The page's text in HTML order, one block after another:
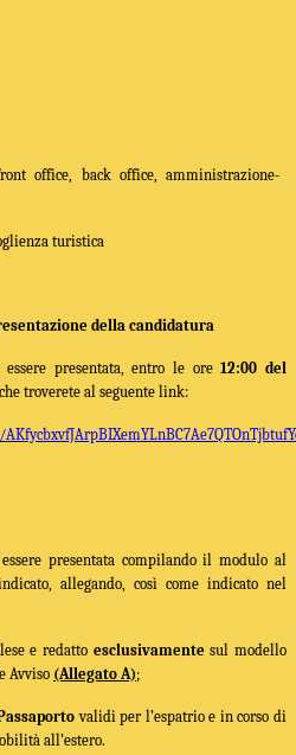
office, back office, amministrazione-
turistica
della candidatura
presentata, entrole ore12:00 del
troverete al seguente link:
presentata compilando il modulo al
allegando, così come indicato nel
e redatto esclusivamentesul modello
Avviso (Allegato A);
validi per l’espatrio e in corso di
all’estero.